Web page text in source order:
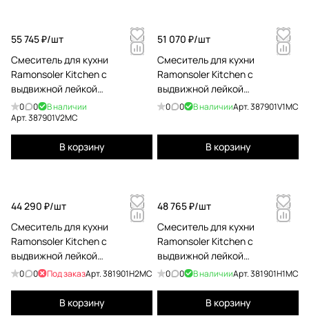
55 745 ₽/шт
Смеситель для кухни
Ramonsoler Kitchen с
выдвижной лейкой
387901V2MC
0 0
В наличии
Арт.387901V2MC
В корзину
51 070 ₽/шт
Смеситель для кухни
Ramonsoler Kitchen с
выдвижной лейкой
387901V1MC
0 0 В наличииАрт.387901V1MC
В корзину
44 290 ₽/шт
Смеситель для кухни
Ramonsoler Kitchen с
выдвижной лейкой
381901H2MC
0 0 Под заказАрт.381901H2MC
В корзину
48 765 ₽/шт
Смеситель для кухни
Ramonsoler Kitchen с
выдвижной лейкой
381901H1MC
0 0 В наличииАрт.381901H1MC
В корзину